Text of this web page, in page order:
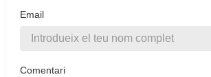
Email
Comentari